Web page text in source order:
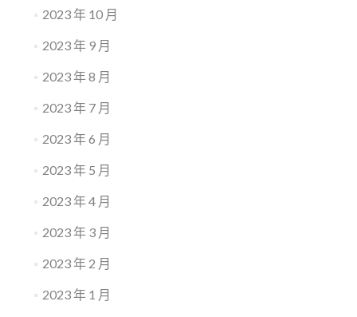
2023 年 10 月
2023 年 9 月
2023 年 8 月
2023 年 7 月
2023 年 6 月
2023 年 5 月
2023 年 4 月
2023 年 3 月
2023 年 2 月
2023 年 1 月